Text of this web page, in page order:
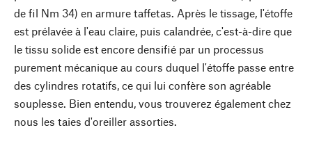
de fil Nm 34) en armure taffetas. Après le tissage, l'étoffe
est prélavée à l'eau claire, puis calandrée, c'est-à-dire que
le tissu solide est encore densifié par un processus
purement mécanique au cours duquel l'étoffe passe entre
des cylindres rotatifs, ce qui lui confère son agréable
souplesse. Bien entendu, vous trouverez également chez
nous les taies d'oreiller assorties.